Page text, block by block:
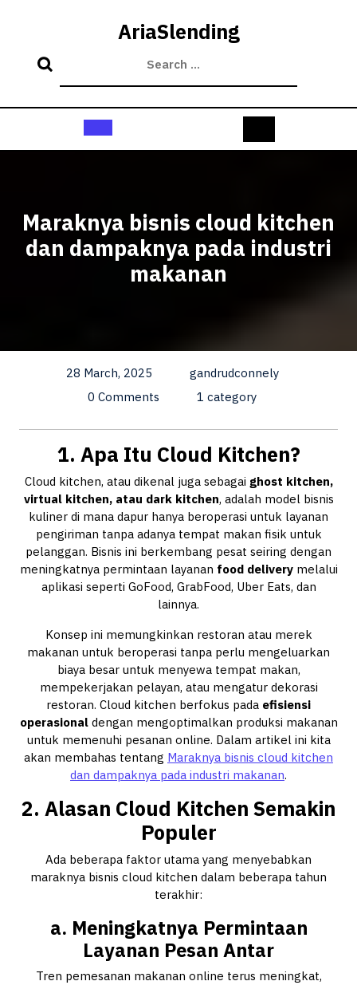
AriaSlending
Open
Maraknya bisnis cloud kitchen
dan dampaknya pada industri
makanan
28 March, 2025
gandrudconnely
0 Comments
1 category
1. Apa Itu Cloud Kitchen?
Cloud kitchen, atau dikenal juga sebagai ghost kitchen,
virtual kitchen, atau dark kitchen, adalah model bisnis
kuliner di mana dapur hanya beroperasi untuk layanan
pengiriman tanpa adanya tempat makan fisik untuk
pelanggan. Bisnis ini berkembang pesat seiring dengan
meningkatnya permintaan layanan food deliverymelalui
aplikasi seperti GoFood, GrabFood, Uber Eats, dan
lainnya.
Konsep ini memungkinkan restoran atau merek
makanan untuk beroperasi tanpa perlu mengeluarkan
biaya besar untuk menyewa tempat makan,
mempekerjakan pelayan, atau mengatur dekorasi
restoran. Cloud kitchen berfokus pada efisiensi
operasionaldengan mengoptimalkan produksi makanan
untuk memenuhi pesanan online. Dalam artikel ini kita
akan membahas tentang Maraknya bisnis cloud kitchen
dan dampaknya pada industri makanan.
2. Alasan Cloud Kitchen Semakin
Populer
Ada beberapa faktor utama yang menyebabkan
maraknya bisnis cloud kitchen dalam beberapa tahun
terakhir:
a. Meningkatnya Permintaan
Layanan Pesan Antar
Tren pemesanan makanan online terus meningkat,